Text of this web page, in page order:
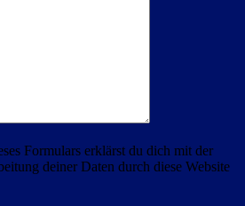
Formulars erklärst du dich mit der
deiner Daten durch diese Website